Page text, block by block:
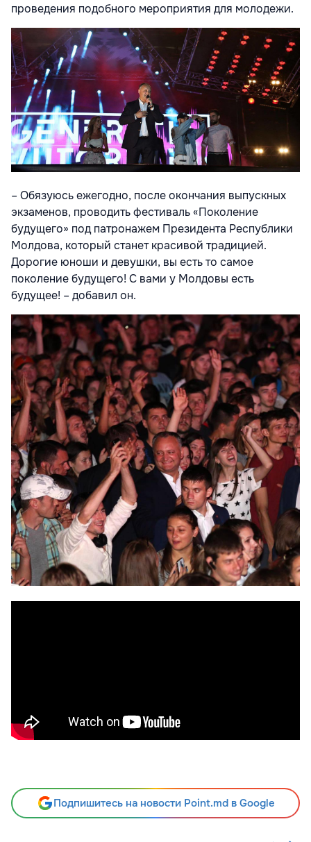
проведения подобного мероприятия для молодежи.
– Обязуюсь ежегодно, после окончания выпускных
экзаменов, проводить фестиваль «Поколение
будущего» под патронажем Президента Республики
Молдова, который станет красивой традицией.
Дорогие юноши и девушки, вы есть то самое
поколение будущего! С вами у Молдовы есть
будущее! – добавил он.
Подпишитесь на новости Point.md в Google